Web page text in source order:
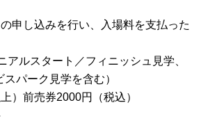
申し込みを行い、入場料を支払った
アルスタート／フィニッシュ見学、
パーク見学を含む）
）前売券2000円（税込）